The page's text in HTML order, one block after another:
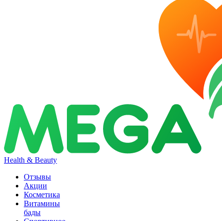
Health & Beauty
Отзывы
Акции
Косметика
Витамины
бады